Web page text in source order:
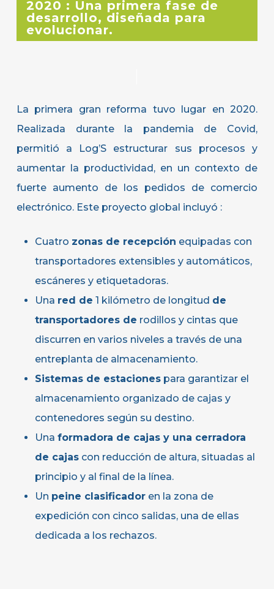
2020 : Una primera fase de
desarrollo, diseñada para
evolucionar.
La primera gran reforma tuvo lugar en 2020.
Realizada durante la pandemia de Covid,
permitió a Log’S estructurar sus procesos y
aumentar la productividad, en un contexto de
fuerte aumento de los pedidos de comercio
electrónico.Este proyecto global incluyó :
Cuatro zonas de recepción equipadas con
transportadores extensibles y automáticos,
escáneres y etiquetadoras.
Una red de 1 kilómetro de longitud de
transportadores de rodillos y cintas que
discurren en varios niveles a través de una
entreplanta de almacenamiento.
Sistemas de estacionespara garantizar el
almacenamiento organizado de cajas y
contenedores según su destino.
Una formadora de cajas y una cerradora
de cajascon reducción de altura, situadas al
principio y al final de la línea.
Un peine clasificadoren la zona de
expedición con cinco salidas, una de ellas
dedicada a los rechazos.